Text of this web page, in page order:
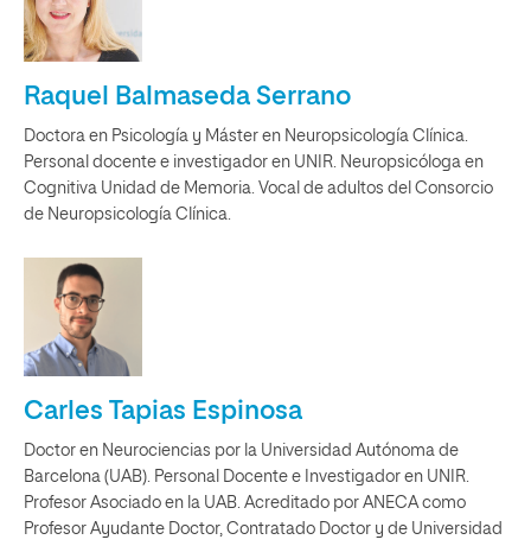
Raquel Balmaseda Serrano
Doctora en Psicología y Máster en Neuropsicología Clínica.
Personal docente e investigador en UNIR. Neuropsicóloga en
Cognitiva Unidad de Memoria. Vocal de adultos del Consorcio
de Neuropsicología Clínica.
Carles Tapias Espinosa
Doctor en Neurociencias por la Universidad Autónoma de
Barcelona (UAB). Personal Docente e Investigador en UNIR.
Profesor Asociado en la UAB. Acreditado por ANECA como
Profesor Ayudante Doctor, Contratado Doctor y de Universidad